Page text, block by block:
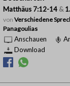
Matthäus 7:12-14 &
von Verschiedene
Panagoulias
Anschauen
Download